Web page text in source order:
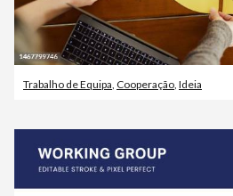
Trabalho de Equipa Cooperação Ideia